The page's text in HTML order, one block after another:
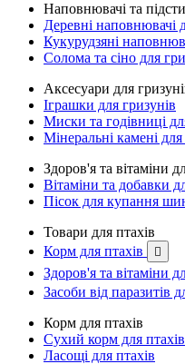
Наповнювачі та
Деревні наповнювачі
Кукурудзяні
Солома та сіно для
Аксесуари для
Іграшки для гризунів
Миски та годівниці
Мінеральні камені для
Здоров'я та вітаміни
Вітаміни та добавки
Пісок для купання
Товари для птахів
Корм для птахів

Здоров'я та вітаміни
Засоби від паразитів
Корм для птахів
Сухий корм для птахів
Ласощі для птахів